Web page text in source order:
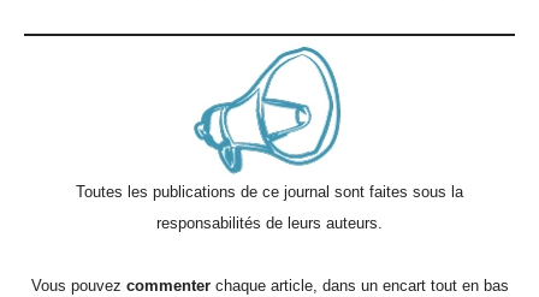
Toutes les publications de ce journal sont faites sous la
responsabilités de leurs auteurs.
Vous pouvez commenterchaque article, dans un encart tout en bas